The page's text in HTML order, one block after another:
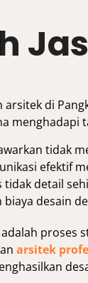
arsitek di
menghadapi
tidak
efektif
tidak detail
biaya desain
proses
arsitek